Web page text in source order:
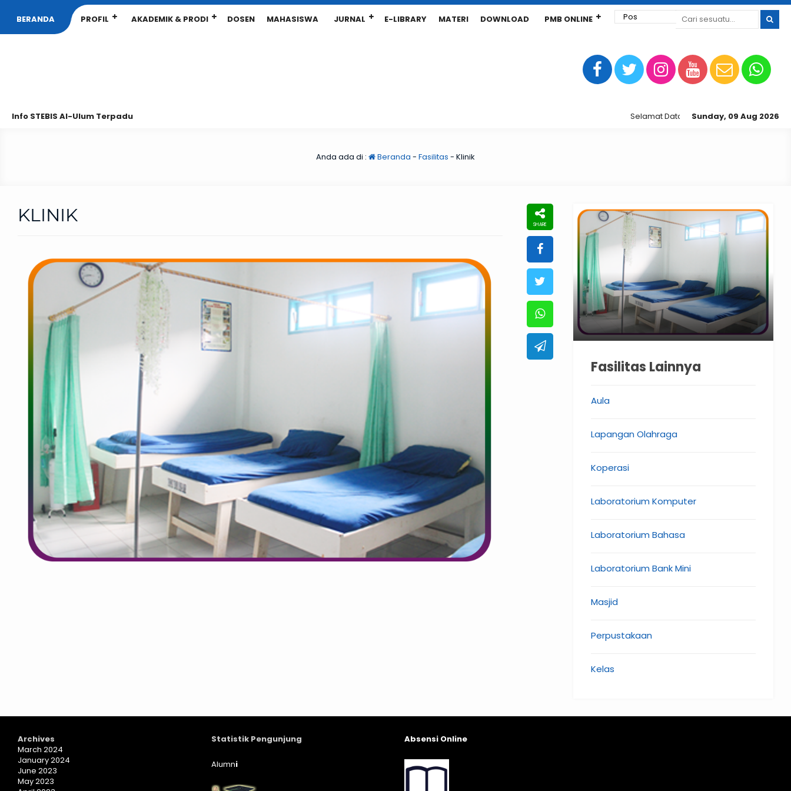
BERANDA PROFIL AKADEMIK & PRODI DOSEN MAHASISWA JURNAL E-LIBRARY MATERI DOWNLOAD PMB ONLINE
Info STEBIS Al-Ulum Terpadu Sunday, 09 Aug 2026
Selamat Datang di Sekolah Tinggi Ekonomi
Anda ada di : Beranda - Fasilitas - Klinik
KLINIK
Fasilitas Lainnya
Aula
Lapangan Olahraga
Koperasi
Laboratorium Komputer
Laboratorium Bahasa
Laboratorium Bank Mini
Masjid
Perpustakaan
Kelas
Archives
March 2024
January 2024
June 2023
May 2023
Statistik Pengunjung
Alumni
Absensi Online